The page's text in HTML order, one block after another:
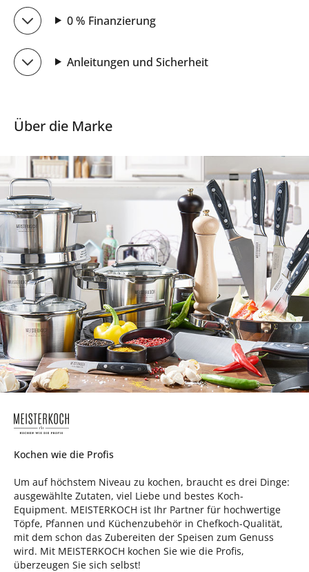
0 % Finanzierung
Anleitungen und Sicherheit
Über die Marke
Kochen wie die Profis
Um auf höchstem Niveau zu kochen, braucht es drei Dinge:
ausgewählte Zutaten, viel Liebe und bestes Koch-
Equipment. MEISTERKOCH ist Ihr Partner für hochwertige
Töpfe, Pfannen und Küchenzubehör in Chefkoch-Qualität,
mit dem schon das Zubereiten der Speisen zum Genuss
wird. Mit MEISTERKOCH kochen Sie wie die Profis,
überzeugen Sie sich selbst!